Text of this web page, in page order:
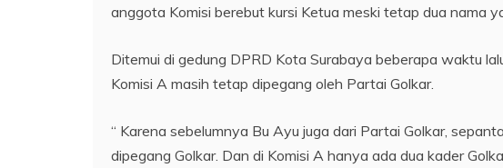
anggota Komisi berebut kursi Ketua meski tetap dua nama
Ditemui di gedung DPRD Kota Surabaya beberapa waktu
Komisi A masih tetap dipegang oleh Partai Golkar.
“ Karena sebelumnya Bu Ayu juga dari Partai Golkar,
dipegang Golkar. Dan di Komisi A hanya ada dua kader